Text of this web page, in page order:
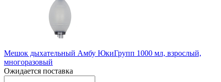
Мешок дыхательный Амбу ЮкиГрупп 1000 мл, взрослый,
многоразовый
Ожидается поставка